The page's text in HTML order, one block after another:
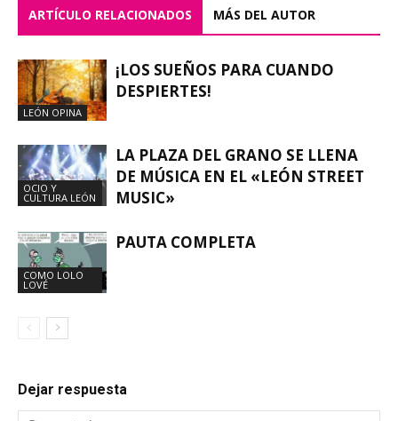
ARTÍCULO RELACIONADOS MÁS DEL AUTOR
LEÓN OPINA
¡LOS SUEÑOS PARA CUANDO
DESPIERTES!
OCIO Y
CULTURA LEÓN
LA PLAZA DEL GRANO SE LLENA
DE MÚSICA EN EL «LEÓN STREET
MUSIC»
COMO LOLO
LOVÉ
PAUTA COMPLETA
Dejar respuesta